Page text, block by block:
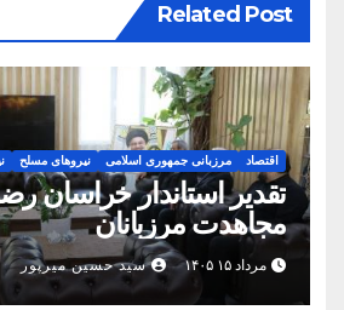
Related Post
اقتصاد مرزبانی جمهوری اسلامی نیروهای مسلح
تقدیر استاندار خراسان
مجاهدت مرزبانان
مرداد ۱۵ ۱۴۰۵ سید حسین میرپور